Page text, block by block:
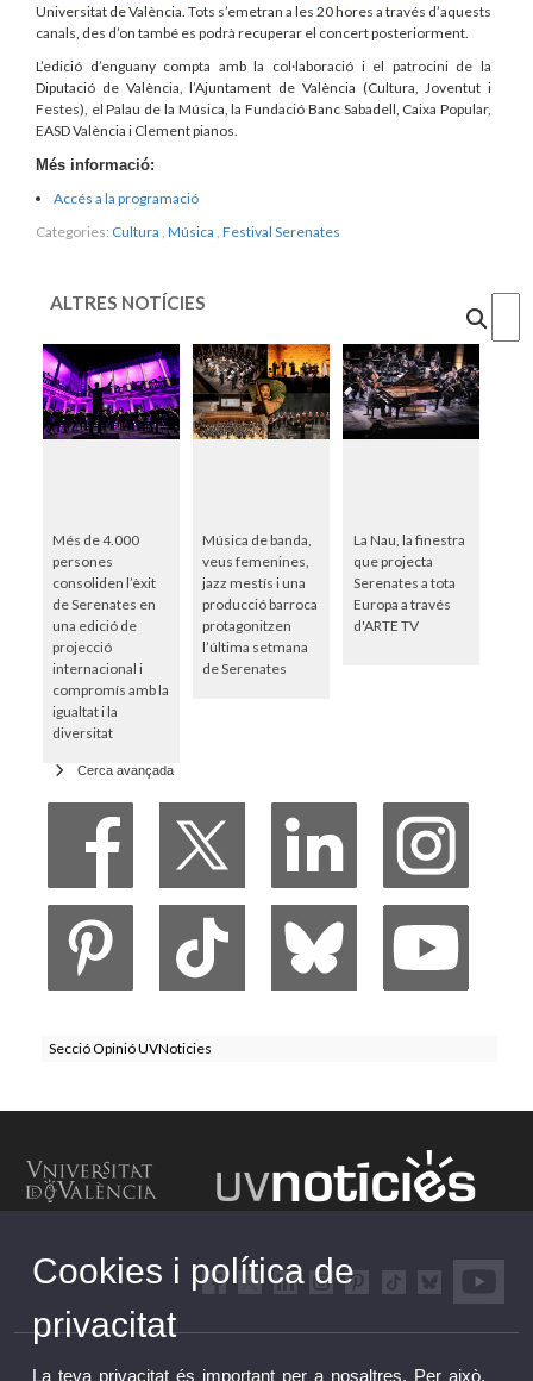
Universitat de València. Tots s’emetran a les 20 hores a través d’aquests
canals, des d’on també es podrà recuperar el concert posteriorment.
L’edició d’enguany compta amb la col·laboració i el patrocini de la
Diputació de València, l’Ajuntament de València (Cultura, Joventut i
Festes), el Palau de la Música, la Fundació Banc Sabadell, Caixa Popular,
EASD València i Clement pianos.
Més informació:
Accés a la programació
Categories: Cultura , Música , Festival Serenates
ALTRES NOTÍCIES
Més de 4.000
persones
consoliden l’èxit
de Serenates en
una edició de
projecció
internacional i
compromís amb la
igualtat i la
diversitat
Música de banda,
veus femenines,
jazz mestís i una
producció barroca
protagonitzen
l’última setmana
de Serenates
La Nau, la finestra
que projecta
Serenates a tota
Europa a través
d'ARTE TV
Cerca avançada
Secció Opinió UVNoticies
Cookies i política de
privacitat
La teva privacitat és important per a nosaltres. Per això,